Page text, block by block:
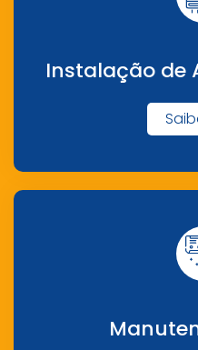
Instalação de